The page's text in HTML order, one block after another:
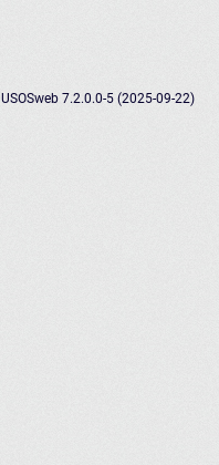
USOSweb 7.2.0.0-5 (2025-09-22)